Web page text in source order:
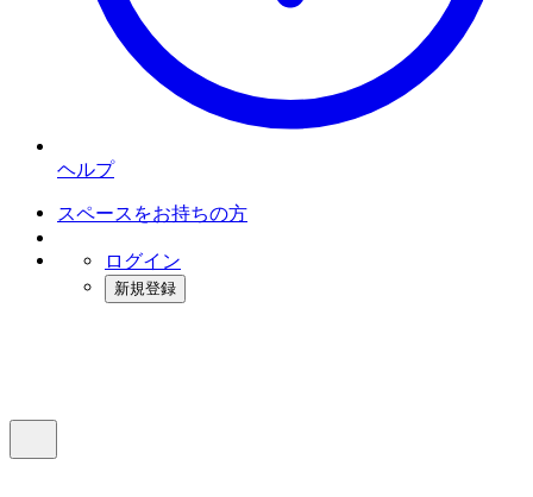
ヘルプ
スペースをお持ちの方
ログイン
新規登録